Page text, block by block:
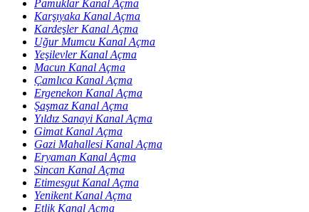
Pamuklar Kanal Açma
Karşıyaka Kanal Açma
Kardeşler Kanal Açma
Uğur Mumcu Kanal Açma
Yeşilevler Kanal Açma
Macun Kanal Açma
Çamlıca Kanal Açma
Ergenekon Kanal Açma
Şaşmaz Kanal Açma
Yıldız Sanayi Kanal Açma
Gimat Kanal Açma
Gazi Mahallesi Kanal Açma
Eryaman Kanal Açma
Sincan Kanal Açma
Etimesgut Kanal Açma
Yenikent Kanal Açma
Etlik Kanal Açma